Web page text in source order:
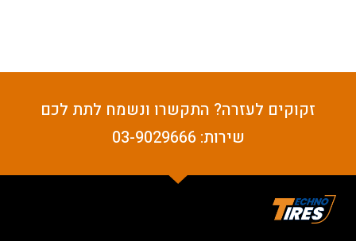
זקוקים לעזרה? התקשרו ונשמח לתת לכם
שירות: 03-9029666